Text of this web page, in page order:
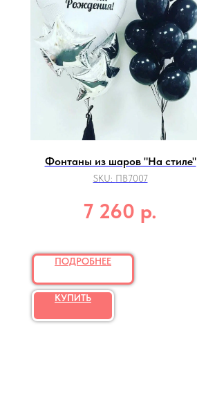
Фонтаны из шаров "На стиле"
SKU: ПВ7007
7 260 р.
ПОДРОБНЕЕ
КУПИТЬ